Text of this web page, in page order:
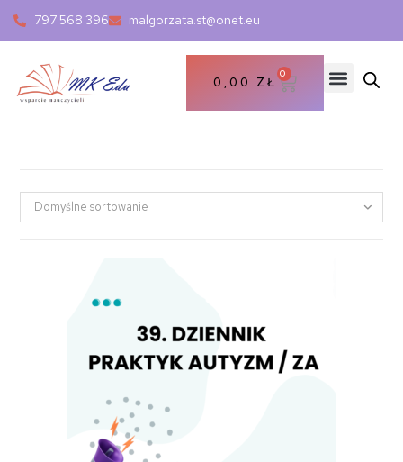
797 568 396 malgorzata.st@onet.eu
0,00 ZŁ
0
Domyślne sortowanie